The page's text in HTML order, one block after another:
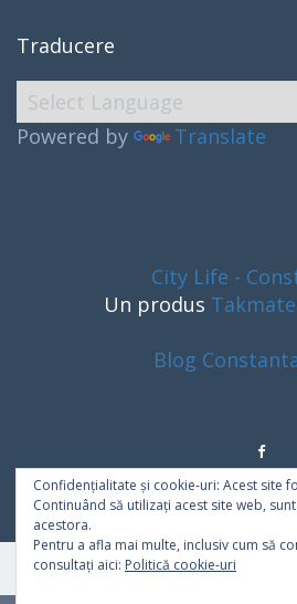
Traducere
Powered by Translate
City Life -
Un produs
Blog
Confidențialitate și cookie-uri: Acest site
Continuând să utilizați acest site web,
acestora.
Pentru a afla mai multe, inclusiv cum să
consultați aici: Politică cookie-uri